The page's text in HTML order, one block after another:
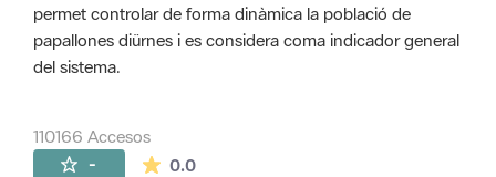
permet controlar de forma dinàmica la població de
papallones diürnes i es considera coma indicador general
del sistema.
110166 Accesos
- 0.0La valoración media es de 0 estrellas de